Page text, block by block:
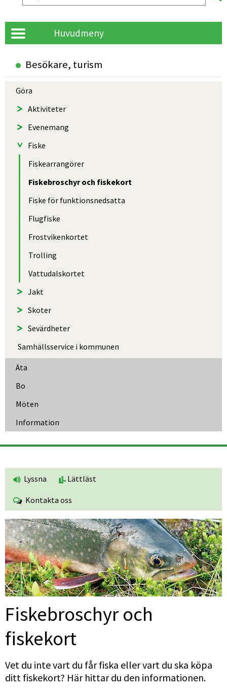
Huvudmeny
Besökare, turism
Göra
Aktiviteter
Evenemang
Fiske
Fiske­arrangörer
Fiskebroschyr och fiskekort
Fiske för funktions­nedsatta
Flugfiske
Frostvikenkortet
Trolling
Vattudalskortet
Jakt
Skoter
Sevärdheter
Samhällsservice i kommunen
Äta
Bo
Möten
Information
Lyssna Lättläst
Kontakta oss
Fiskebroschyr och
fiskekort
Vet du inte vart du får fiska eller vart du ska köpa
ditt fiskekort? Här hittar du den informationen.